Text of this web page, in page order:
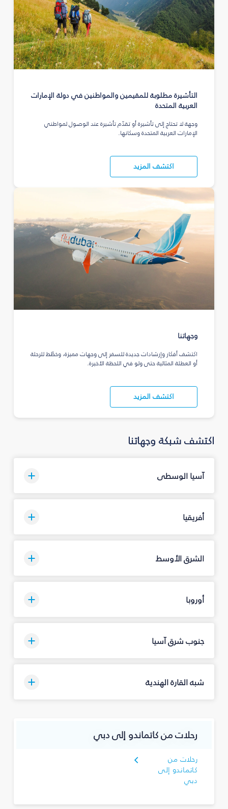
التأشيرة مطلوبة للمقيمين والمواطنين في دولة الإمارات
العربية المتحدة
وجهة لا تحتاج إلى تأشيرة أو تقدّم تأشيرة عند الوصول لمواطني
الإمارات العربية المتحدة وسكانها.
اكتشف المزيد
وجهاتنا
اكتشف أفكار وإرشادات جديدة للسفر إلى وجهات مميزة، وخطّط للرحلة
أو العطلة المثالية حتى ولو في اللحظة الأخيرة.
اكتشف المزيد
اكتشف شبكة وجهاتنا
آسيا الوسطى
أفريقيا
الشرق الأوسط
أوروبا
جنوب شرق آسيا
شبه القارة الهندية
رحلات من كاتماندو إلى دبي
رحلات من
كاتماندو إلى
دبي